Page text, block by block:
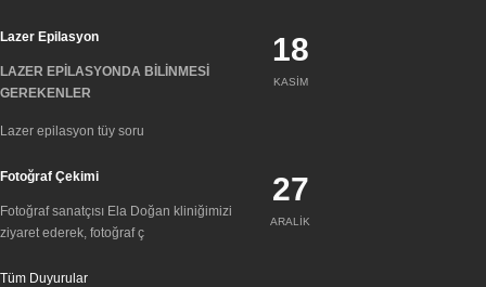
18
KASIM
Lazer Epilasyon
LAZER EPİLASYONDA BİLİNMESİ
GEREKENLER
Lazer epilasyon tüy soru
27
ARALIK
Fotoğraf Çekimi
Fotoğraf sanatçısı Ela Doğan kliniğimizi
ziyaret ederek, fotoğraf ç
Tüm Duyurular